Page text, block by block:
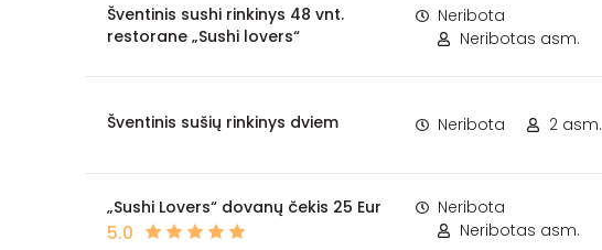
Šventinis sushi rinkinys 48 vnt.
restorane „Sushi lovers“
Neribota
Neribotas asm.
Šventinis sušių rinkinys dviem Neribota 2 asm.
„Sushi Lovers“ dovanų čekis 25 Eur
5.0
Neribota
Neribotas asm.